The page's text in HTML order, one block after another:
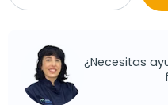
¿Necesitas